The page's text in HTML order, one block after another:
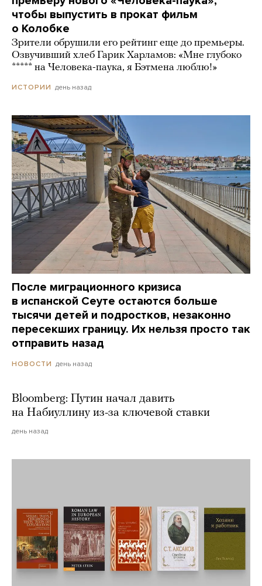
чтобы выпустить в прокат фильм
о Колобке
Зрители обрушили его рейтинг еще до премьеры.
Озвучивший хлеб Гарик Харламов: «Мне глубоко
***** на Человека-паука, я Бэтмена люблю!»
ИСТОРИИ день назад
После миграционного кризиса
в испанской Сеуте остаются больше
тысячи детей и подростков, незаконно
пересекших границу. Их нельзя просто так
отправить назад
НОВОСТИ день назад
Bloomberg: Путин начал давить
на Набиуллину из-за ключевой ставки
день назад